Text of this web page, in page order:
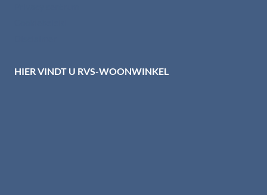
HIER VINDT U RVS-WOONWINKEL